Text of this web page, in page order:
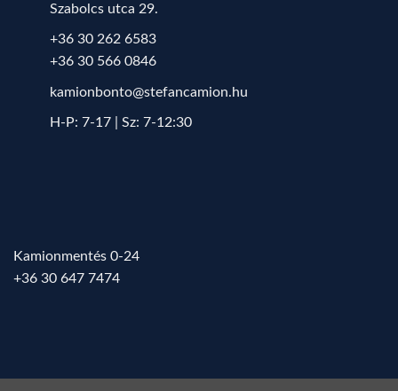
Szabolcs utca 29.
+36 30 262 6583
+36 30 566 0846
kamionbonto@stefancamion.hu
H-P: 7-17 | Sz: 7-12:30
Kamionmentés 0-24
+36 30 647 7474